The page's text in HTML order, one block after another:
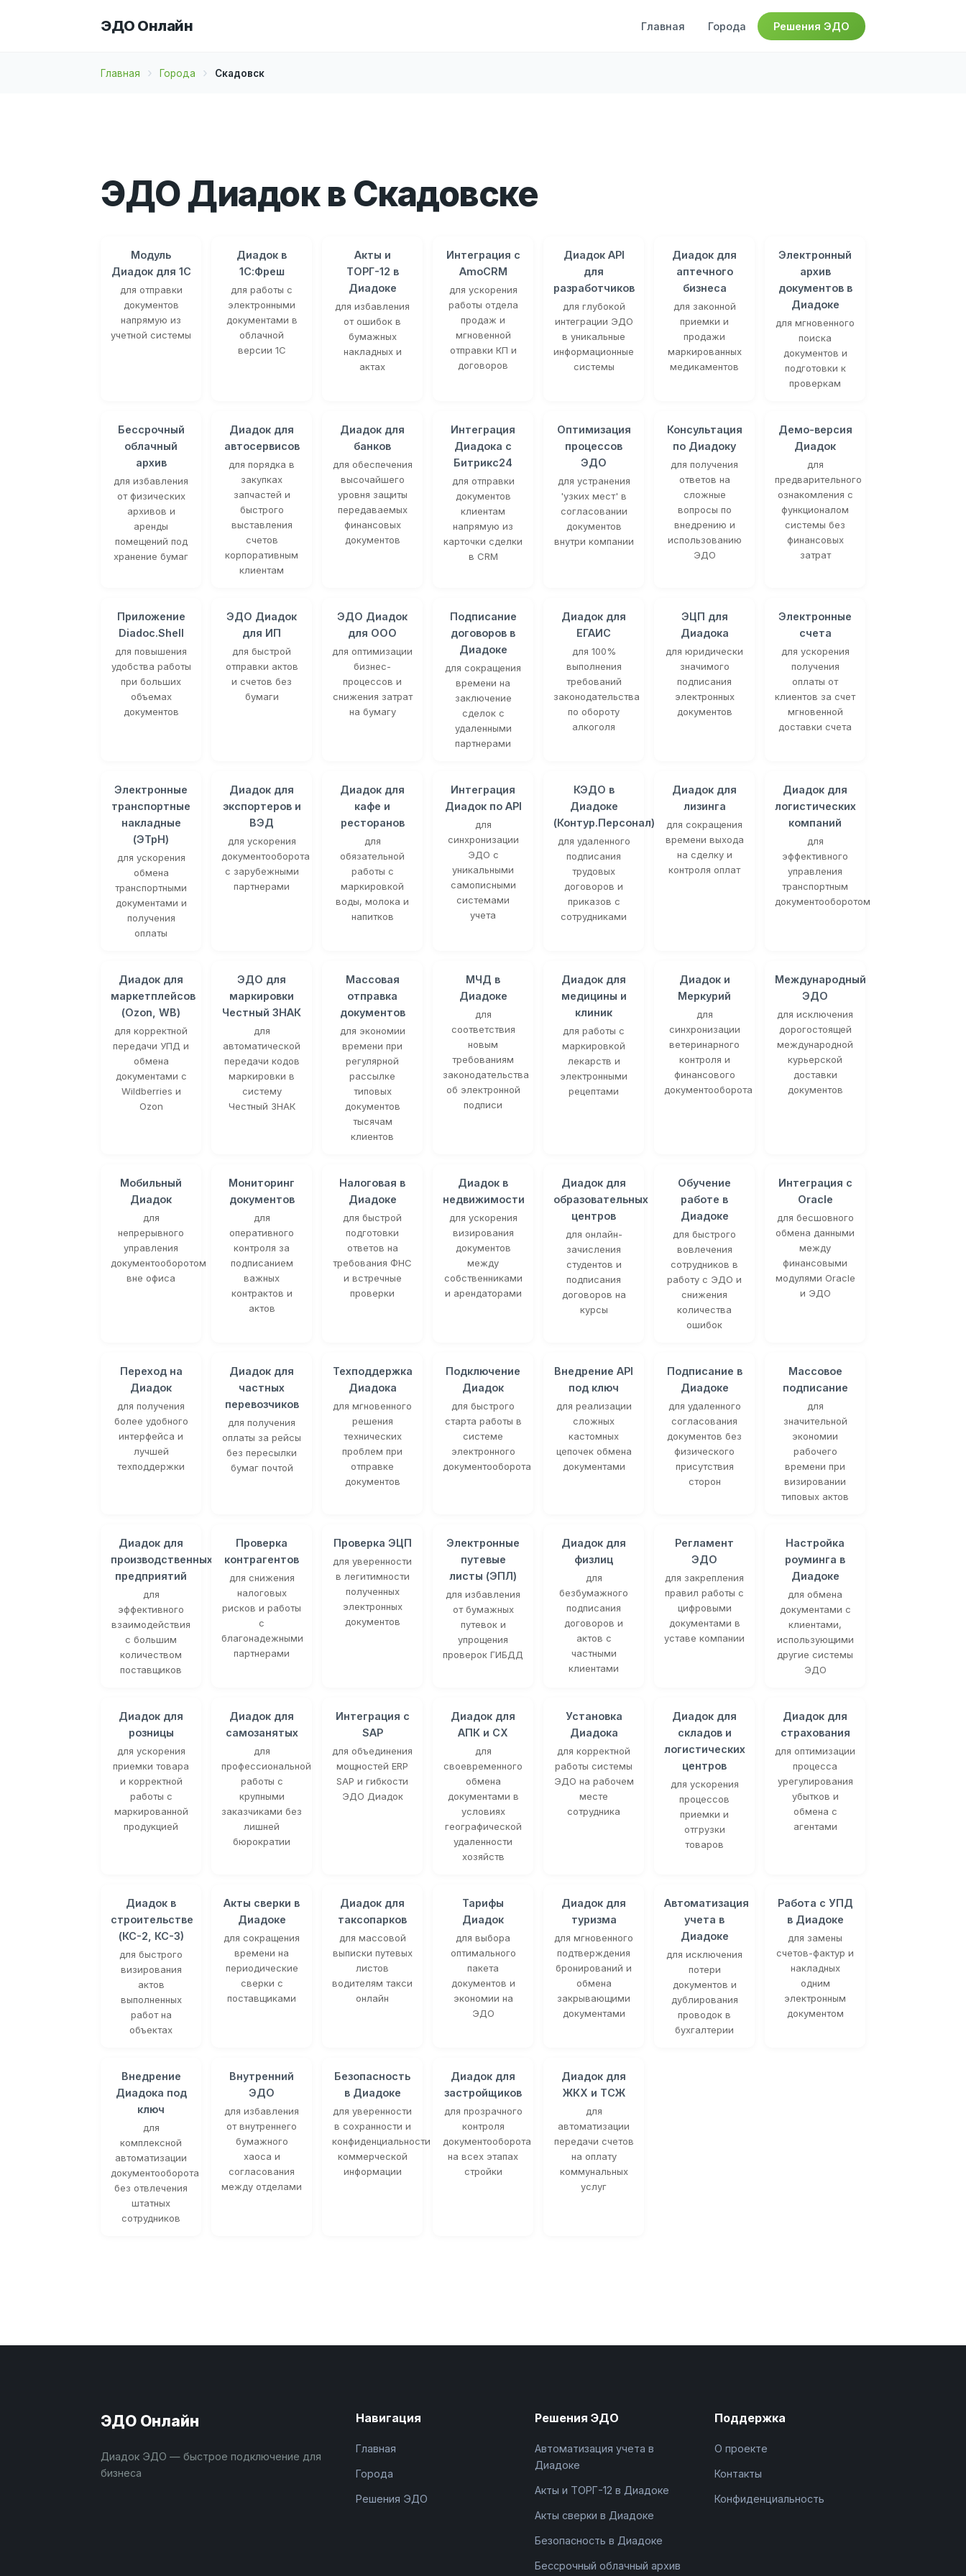
ЭДО Онлайн Главная Города Решения ЭДО
Главная Города Скадовск
ЭДО Диадок в Скадовске
Модуль
Диадок для 1С
для отправки
документов
напрямую из
учетной системы
Диадок в
1С:Фреш
для работы с
электронными
документами в
облачной
версии 1С
Акты и
ТОРГ-12 в
Диадоке
для избавления
от ошибок в
бумажных
накладных и
актах
Интеграция с
AmoCRM
для ускорения
работы отдела
продаж и
мгновенной
отправки КП и
договоров
Диадок API
для
разработчиков
для глубокой
интеграции ЭДО
в уникальные
информационные
системы
Диадок для
аптечного
бизнеса
для законной
приемки и
продажи
маркированных
медикаментов
Электронный
архив
документов в
Диадоке
для мгновенного
поиска
документов и
подготовки к
проверкам
Бессрочный
облачный
архив
для избавления
от физических
архивов и
аренды
помещений под
хранение бумаг
Диадок для
автосервисов
для порядка в
закупках
запчастей и
быстрого
выставления
счетов
корпоративным
клиентам
Диадок для
банков
для обеспечения
высочайшего
уровня защиты
передаваемых
финансовых
документов
Интеграция
Диадока с
Битрикс24
для отправки
документов
клиентам
напрямую из
карточки сделки
в CRM
Оптимизация
процессов
ЭДО
для устранения
'узких мест' в
согласовании
документов
внутри компании
Консультация
по Диадоку
для получения
ответов на
сложные
вопросы по
внедрению и
использованию
ЭДО
Демо-версия
Диадок
для
предварительного
ознакомления с
функционалом
системы без
финансовых
затрат
Приложение
Diadoc.Shell
для повышения
удобства работы
при больших
объемах
документов
ЭДО Диадок
для ИП
для быстрой
отправки актов
и счетов без
бумаги
ЭДО Диадок
для ООО
для оптимизации
бизнес-
процессов и
снижения затрат
на бумагу
Подписание
договоров в
Диадоке
для сокращения
времени на
заключение
сделок с
удаленными
партнерами
Диадок для
ЕГАИС
для 100%
выполнения
требований
законодательства
по обороту
алкоголя
ЭЦП для
Диадока
для юридически
значимого
подписания
электронных
документов
Электронные
счета
для ускорения
получения
оплаты от
клиентов за счет
мгновенной
доставки счета
Электронные
транспортные
накладные
(ЭТрН)
для ускорения
обмена
транспортными
документами и
получения
оплаты
Диадок для
экспортеров и
ВЭД
для ускорения
документооборота
с зарубежными
партнерами
Диадок для
кафе и
ресторанов
для
обязательной
работы с
маркировкой
воды, молока и
напитков
Интеграция
Диадок по API
для
синхронизации
ЭДО с
уникальными
самописными
системами
учета
КЭДО в
Диадоке
(Контур.Персонал)
для удаленного
подписания
трудовых
договоров и
приказов с
сотрудниками
Диадок для
лизинга
для сокращения
времени выхода
на сделку и
контроля оплат
Диадок для
логистических
компаний
для
эффективного
управления
транспортным
документооборотом
Диадок для
маркетплейсов
(Ozon, WB)
для корректной
передачи УПД и
обмена
документами с
Wildberries и
Ozon
ЭДО для
маркировки
Честный ЗНАК
для
автоматической
передачи кодов
маркировки в
систему
Честный ЗНАК
Массовая
отправка
документов
для экономии
времени при
регулярной
рассылке
типовых
документов
тысячам
клиентов
МЧД в
Диадоке
для
соответствия
новым
требованиям
законодательства
об электронной
подписи
Диадок для
медицины и
клиник
для работы с
маркировкой
лекарств и
электронными
рецептами
Диадок и
Меркурий
для
синхронизации
ветеринарного
контроля и
финансового
документооборота
Международный
ЭДО
для исключения
дорогостоящей
международной
курьерской
доставки
документов
Мобильный
Диадок
для
непрерывного
управления
документооборотом
вне офиса
Мониторинг
документов
для
оперативного
контроля за
подписанием
важных
контрактов и
актов
Налоговая в
Диадоке
для быстрой
подготовки
ответов на
требования ФНС
и встречные
проверки
Диадок в
недвижимости
для ускорения
визирования
документов
между
собственниками
и арендаторами
Диадок для
образовательных
центров
для онлайн-
зачисления
студентов и
подписания
договоров на
курсы
Обучение
работе в
Диадоке
для быстрого
вовлечения
сотрудников в
работу с ЭДО и
снижения
количества
ошибок
Интеграция с
Oracle
для бесшовного
обмена данными
между
финансовыми
модулями Oracle
и ЭДО
Переход на
Диадок
для получения
более удобного
интерфейса и
лучшей
техподдержки
Диадок для
частных
перевозчиков
для получения
оплаты за рейсы
без пересылки
бумаг почтой
Техподдержка
Диадока
для мгновенного
решения
технических
проблем при
отправке
документов
Подключение
Диадок
для быстрого
старта работы в
системе
электронного
документооборота
Внедрение API
под ключ
для реализации
сложных
кастомных
цепочек обмена
документами
Подписание в
Диадоке
для удаленного
согласования
документов без
физического
присутствия
сторон
Массовое
подписание
для
значительной
экономии
рабочего
времени при
визировании
типовых актов
Диадок для
производственных
предприятий
для
эффективного
взаимодействия
с большим
количеством
поставщиков
Проверка
контрагентов
для снижения
налоговых
рисков и работы
с
благонадежными
партнерами
Проверка ЭЦП
для уверенности
в легитимности
полученных
электронных
документов
Электронные
путевые
листы (ЭПЛ)
для избавления
от бумажных
путевок и
упрощения
проверок ГИБДД
Диадок для
физлиц
для
безбумажного
подписания
договоров и
актов с
частными
клиентами
Регламент
ЭДО
для закрепления
правил работы с
цифровыми
документами в
уставе компании
Настройка
роуминга в
Диадоке
для обмена
документами с
клиентами,
использующими
другие системы
ЭДО
Диадок для
розницы
для ускорения
приемки товара
и корректной
работы с
маркированной
продукцией
Диадок для
самозанятых
для
профессиональной
работы с
крупными
заказчиками без
лишней
бюрократии
Интеграция с
SAP
для объединения
мощностей ERP
SAP и гибкости
ЭДО Диадок
Диадок для
АПК и СХ
для
своевременного
обмена
документами в
условиях
географической
удаленности
хозяйств
Установка
Диадока
для корректной
работы системы
ЭДО на рабочем
месте
сотрудника
Диадок для
складов и
логистических
центров
для ускорения
процессов
приемки и
отгрузки
товаров
Диадок для
страхования
для оптимизации
процесса
урегулирования
убытков и
обмена с
агентами
Диадок в
строительстве
(КС-2, КС-3)
для быстрого
визирования
актов
выполненных
работ на
объектах
Акты сверки в
Диадоке
для сокращения
времени на
периодические
сверки с
поставщиками
Диадок для
таксопарков
для массовой
выписки путевых
листов
водителям такси
онлайн
Тарифы
Диадок
для выбора
оптимального
пакета
документов и
экономии на
ЭДО
Диадок для
туризма
для мгновенного
подтверждения
бронирований и
обмена
закрывающими
документами
Автоматизация
учета в
Диадоке
для исключения
потери
документов и
дублирования
проводок в
бухгалтерии
Работа с УПД
в Диадоке
для замены
счетов-фактур и
накладных
одним
электронным
документом
Внедрение
Диадока под
ключ
для
комплексной
автоматизации
документооборота
без отвлечения
штатных
сотрудников
Внутренний
ЭДО
для избавления
от внутреннего
бумажного
хаоса и
согласования
между отделами
Безопасность
в Диадоке
для уверенности
в сохранности и
конфиденциальности
коммерческой
информации
Диадок для
застройщиков
для прозрачного
контроля
документооборота
на всех этапах
стройки
Диадок для
ЖКХ и ТСЖ
для
автоматизации
передачи счетов
на оплату
коммунальных
услуг
ЭДО Онлайн
Диадок ЭДО — быстрое подключение для
бизнеса
Навигация
Главная
Города
Решения ЭДО
Решения ЭДО
Автоматизация учета в
Диадоке
Акты и ТОРГ-12 в Диадоке
Акты сверки в Диадоке
Безопасность в Диадоке
Бессрочный облачный архив
Поддержка
О проекте
Контакты
Конфиденциальность